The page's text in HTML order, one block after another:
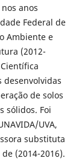
anos
Federal de
Ambiente e
(2012-
desenvolvidas
de solos
sólidos. Foi
UVA,
substituta
(2014-2016).